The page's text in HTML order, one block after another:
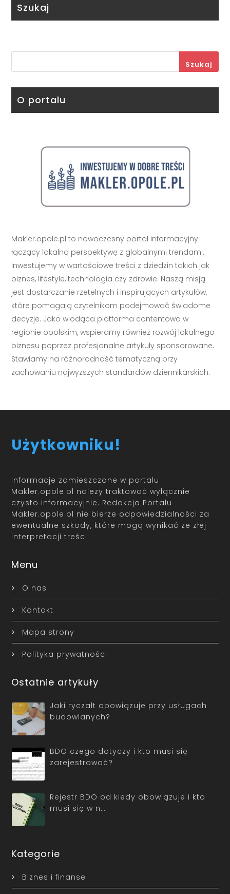
Szukaj
Szukaj
O portalu
Makler.opole.pl to nowoczesny portal informacyjny
łączący lokalną perspektywę z globalnymi trendami.
Inwestujemy w wartościowe treści z dziedzin takich jak
biznes, lifestyle, technologia czy zdrowie. Naszą misją
jest dostarczanie rzetelnych i inspirujących artykułów,
które pomagają czytelnikom podejmować świadome
decyzje. Jako wiodąca platforma contentowa w
regionie opolskim, wspieramy również rozwój lokalnego
biznesu poprzez profesjonalne artykuły sponsorowane.
Stawiamy na różnorodność tematyczną przy
zachowaniu najwyższych standardów dziennikarskich.
Użytkowniku!
Informacje zamieszczone w portalu
Makler.opole.pl należy traktować wyłącznie
czysto informacyjnie. Redakcja Portalu
Makler.opole.pl nie bierze odpowiedzialności za
ewentualne szkody, które mogą wynikać ze złej
interpretacji treści.
Menu
O nas
Kontakt
Mapa strony
Polityka prywatności
Ostatnie artykuły
Jaki ryczałt obowiązuje przy usługach
budowlanych?
BDO czego dotyczy i kto musi się
zarejestrować?
Rejestr BDO od kiedy obowiązuje i kto
musi się w n…
Kategorie
Biznes i finanse